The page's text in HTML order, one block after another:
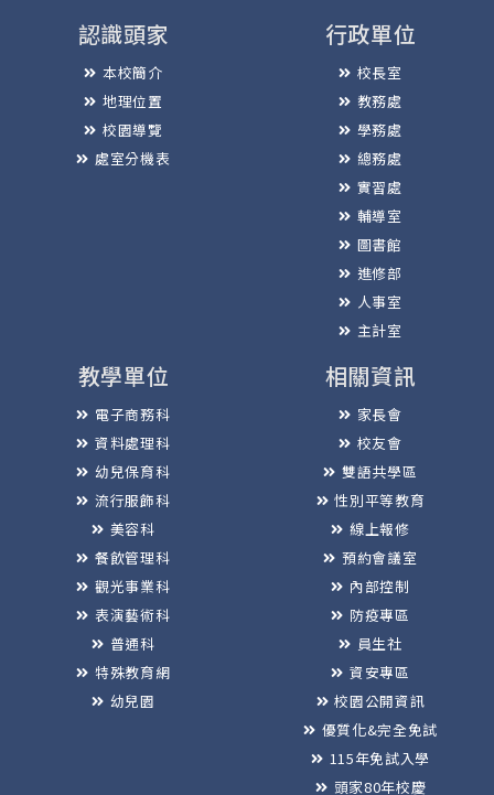
認識頭家
本校簡介
地理位置
校園導覽
處室分機表
行政單位
校長室
教務處
學務處
總務處
實習處
輔導室
圖書館
進修部
人事室
主計室
教學單位
電子商務科
資料處理科
幼兒保育科
流行服飾科
美容科
餐飲管理科
觀光事業科
表演藝術科
普通科
特殊教育網
幼兒園
相關資訊
家長會
校友會
雙語共學區
性別平等教育
線上報修
預約會議室
內部控制
防疫專區
員生社
資安專區
校園公開資訊
優質化&完全免試
115年免試入學
頭家80年校慶